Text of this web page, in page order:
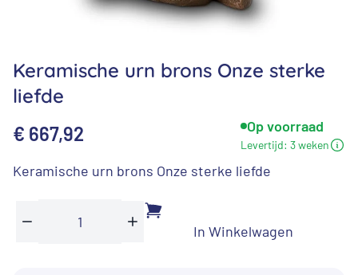
Keramische urn brons Onze sterke
liefde
€ 667,92 Op voorraad
Levertijd: 3 weken
Keramische urn brons Onze sterke liefde
Keramische
In Winkelwagen